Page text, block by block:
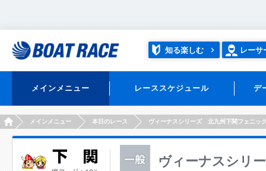
知る楽しむ レーサ
メインメニュー レーススケジュール デ
HOMEメインメニュー 本日のレース ヴィーナスシリーズ 北九州下関フェニッ
ヴィーナスシリ